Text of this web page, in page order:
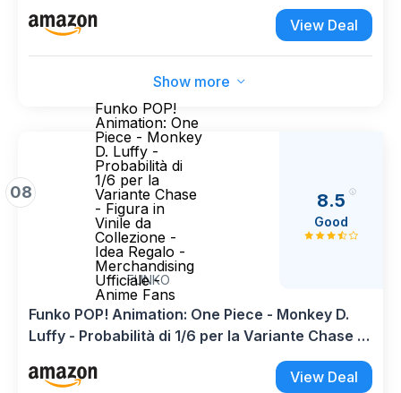
View Deal
Show more
08
Funko POP!
Animation: One
Piece - Monkey
D. Luffy -
Probabilità di
1/6 per la
Variante Chase
- Figura in
Vinile da
Collezione -
Idea Regalo -
Merchandising
Ufficiale -
Anime Fans
FUNKO
8.5
Good
Funko POP! Animation: One Piece - Monkey D.
Luffy - Probabilità di 1/6 per la Variante Chase -
Figura in Vinile da Collezione - Idea Regalo -
Merchandising Ufficiale - Anime FansView Deal